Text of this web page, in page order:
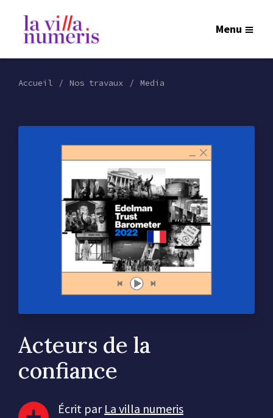
Menu
Accueil Nos travaux Media
Acteurs de la
confiance
Écrit par La villa numeris